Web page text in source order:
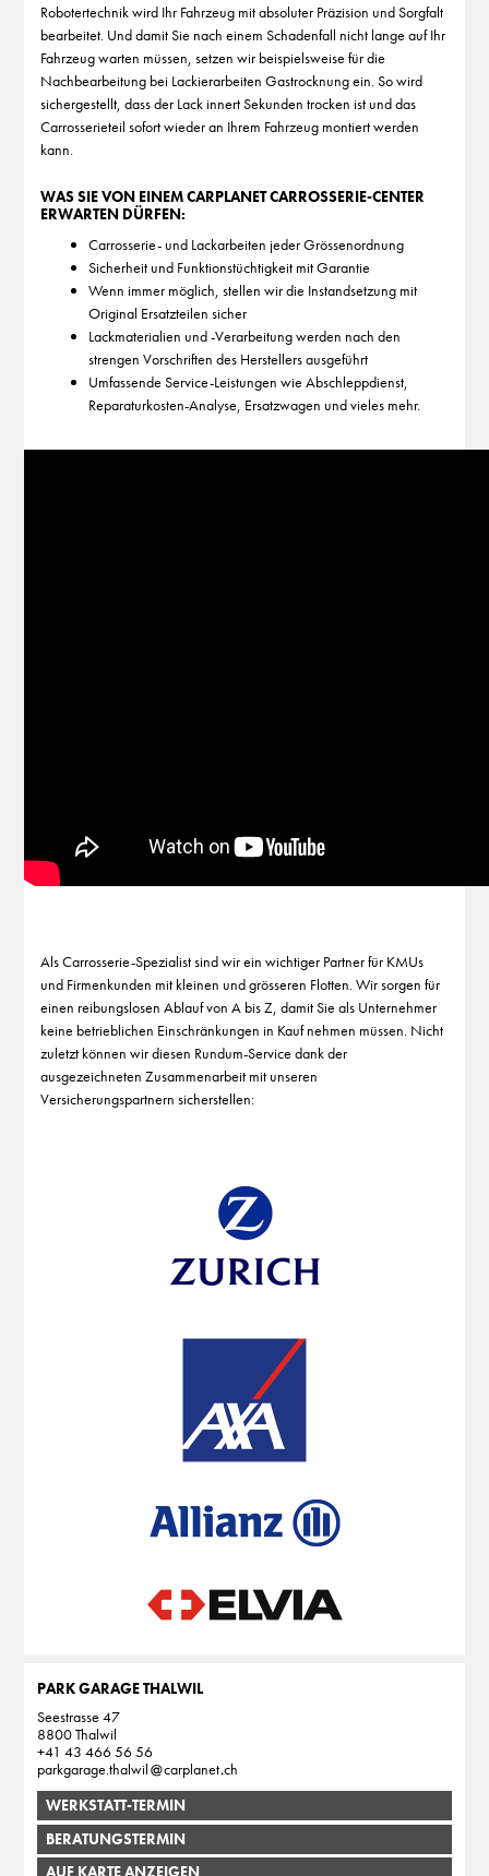
Robotertechnik wird Ihr Fahrzeug mit absoluter Präzision und Sorgfalt
bearbeitet. Und damit Sie nach einem Schadenfall nicht lange auf Ihr
Fahrzeug warten müssen, setzen wir beispielsweise für die
Nachbearbeitung bei Lackierarbeiten Gastrocknung ein. So wird
sichergestellt, dass der Lack innert Sekunden trocken ist und das
Carrosserieteil sofort wieder an Ihrem Fahrzeug montiert werden
kann.
WAS SIE VON EINEM CARPLANET CARROSSERIE-CENTER
ERWARTEN DÜRFEN:
Carrosserie- und Lackarbeiten jeder Grössenordnung
Sicherheit und Funktionstüchtigkeit mit Garantie
Wenn immer möglich, stellen wir die Instandsetzung mit
Original Ersatzteilen sicher
Lackmaterialien und -Verarbeitung werden nach den
strengen Vorschriften des Herstellers ausgeführt
Umfassende Service-Leistungen wie Abschleppdienst,
Reparaturkosten-Analyse, Ersatzwagen und vieles mehr.
Als Carrosserie-Spezialist sind wir ein wichtiger Partner für KMUs
und Firmenkunden mit kleinen und grösseren Flotten. Wir sorgen für
einen reibungslosen Ablauf von A bis Z, damit Sie als Unternehmer
keine betrieblichen Einschränkungen in Kauf nehmen müssen. Nicht
zuletzt können wir diesen Rundum-Service dank der
ausgezeichneten Zusammenarbeit mit unseren
Versicherungspartnern sicherstellen:
PARK GARAGE THALWIL
Seestrasse 47
8800 Thalwil
+41 43 466 56 56
parkgarage.thalwil
carplanet ch
WERKSTATT-TERMIN
BERATUNGSTERMIN
AUF KARTE ANZEIGEN